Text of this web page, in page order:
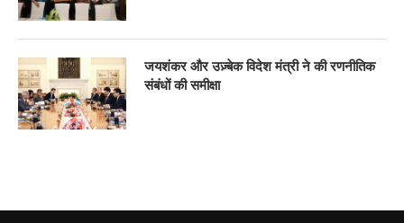
जयशंकर और उज़्बेक विदेश मंत्री ने की रणनीतिक
संबंधों की समीक्षा